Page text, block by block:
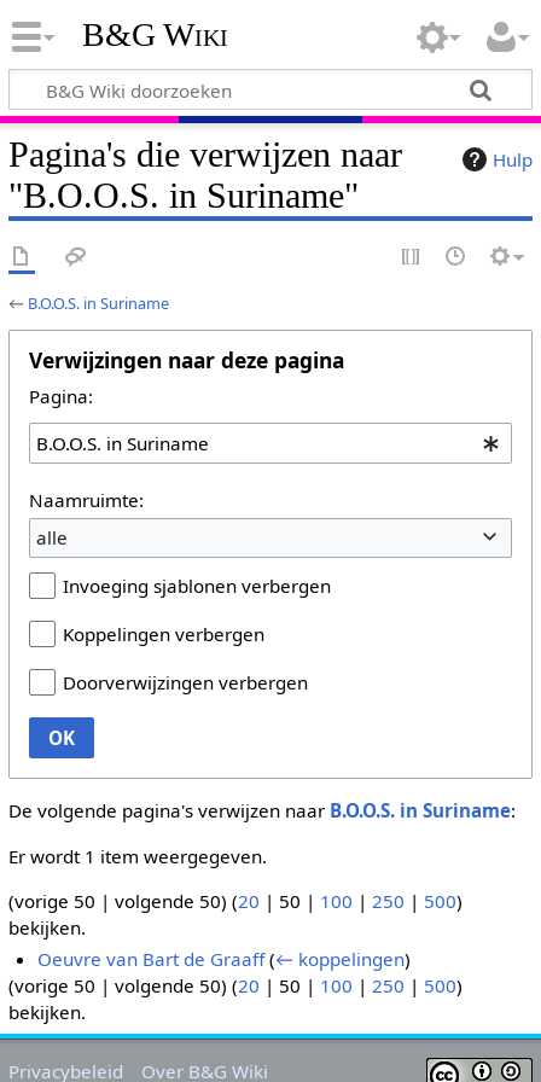
B&G Wiki
Hulp
Pagina's die verwijzen naar
"B.O.O.S. in Suriname"
← B.O.O.S. in Suriname
Verwijzingen naar deze pagina
Pagina:
Naamruimte:
alle
Invoeging sjablonen verbergen
Koppelingen verbergen
Doorverwijzingen verbergen
OK
De volgende pagina's verwijzen naar B.O.O.S. in Suriname:
Er wordt 1 item weergegeven.
(vorige 50 | volgende 50) (20 | 50 | 100 | 250 | 500)
bekijken.
Oeuvre van Bart de Graaff (← koppelingen)
(vorige 50 | volgende 50) (20 | 50 | 100 | 250 | 500)
bekijken.
Privacybeleid Over B&G Wiki